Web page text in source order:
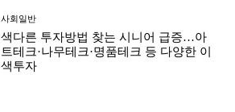
사회일반
색다른 투자방법 찾는 시니어 급증…아
트테크·나무테크·명품테크 등 다양한 이
색투자